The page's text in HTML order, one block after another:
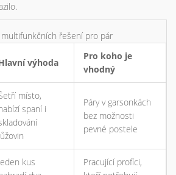
multifunkčních řešení pro pár
výhoda
Pro koho je
vhodný
místo,
spaní i
Páry v garsonkách
bez možnosti
pevné postele
kus
Pracující profíci,